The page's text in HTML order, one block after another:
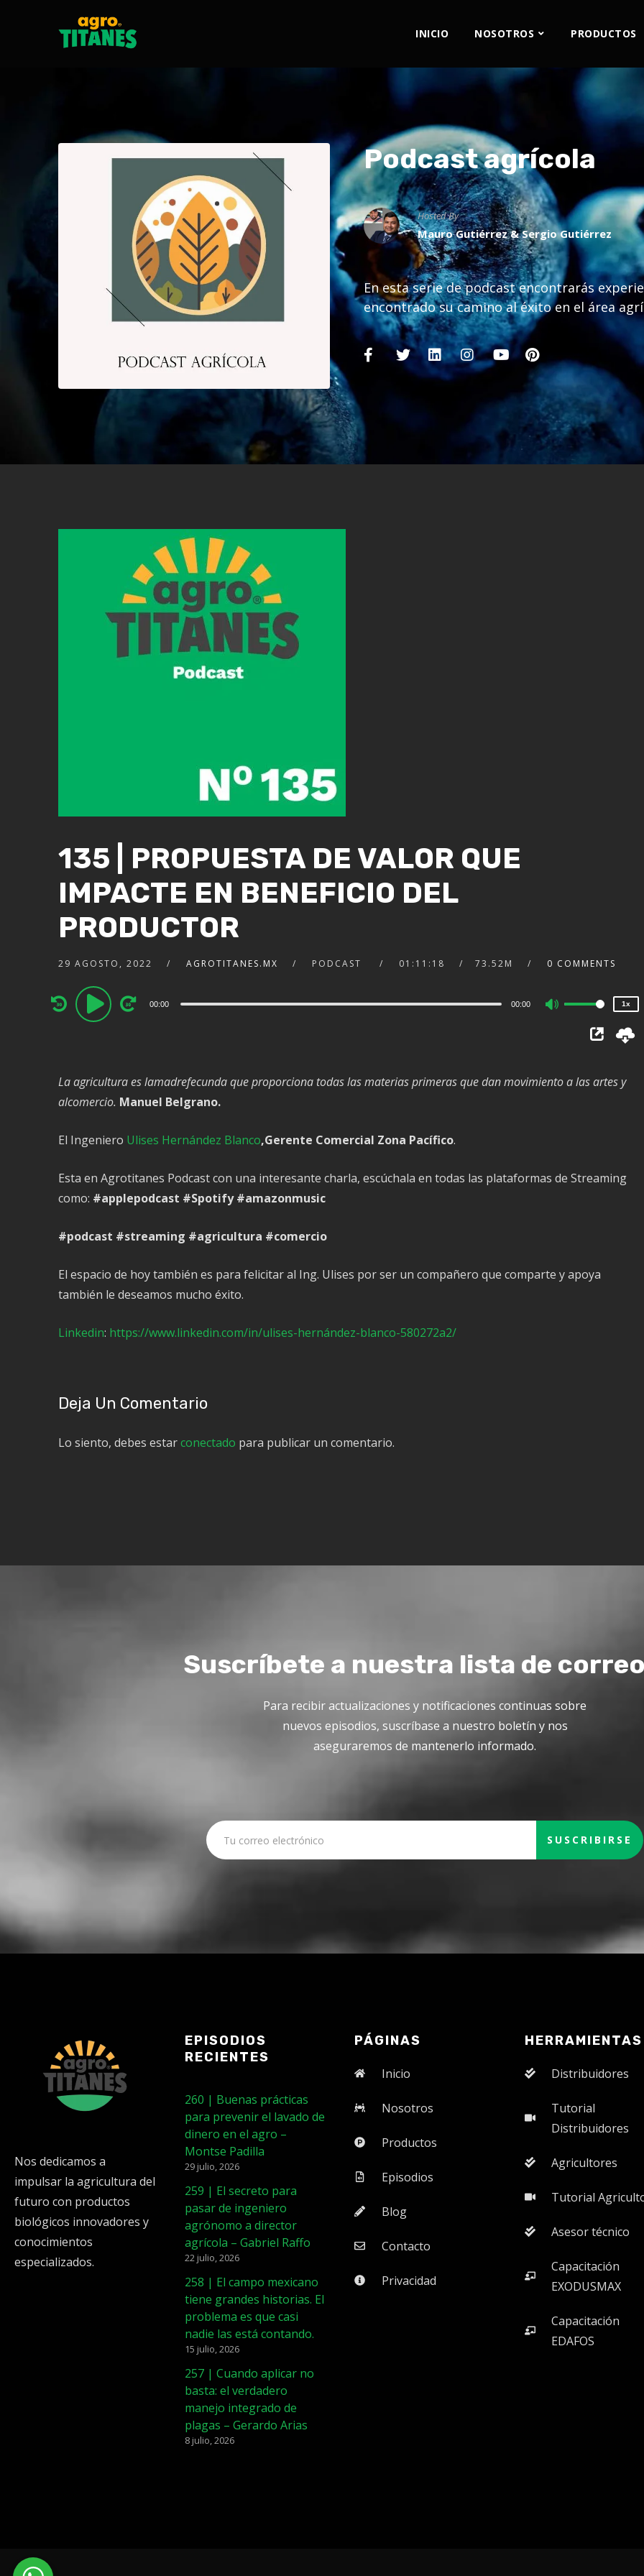
INICIO NOSOTROS PRODUCTOS
Podcast agrícola
Hosted By
Mauro Gutiérrez & Sergio Gutiérrez
En esta serie de podcast encontrarás
encontrado su camino al éxito en el área
135 | PROPUESTA DE VALOR QUE
IMPACTE EN BENEFICIO DEL
PRODUCTOR
29 AGOSTO, 2022 AGROTITANES.MX PODCAST 01:11:18 73.52M 0 COMMENTS
Audio
Player
00:00 00:00
Up/Down
volume.
1x
La agricultura es lamadrefecunda que proporciona todas las materias primeras que dan movimiento a las artes y
alcomercio. Manuel Belgrano.
El Ingeniero Ulises Hernández Blanco,Gerente Comercial Zona Pacífico.
Esta en Agrotitanes Podcast con una interesante charla, escúchala en todas las plataformas de Streaming
como: #applepodcast #Spotify #amazonmusic
#podcast #streaming #agricultura #comercio
El espacio de hoy también es para felicitar al Ing. Ulises por ser un compañero que comparte y apoya
también le deseamos mucho éxito.
Linkedin: https://www.linkedin.com/in/ulises-hernández-blanco-580272a2/
Deja Un Comentario
Lo siento, debes estarconectado para publicar un comentario.
Suscríbete a nuestra lista de
Para recibir actualizaciones y notificaciones continuas sobre
nuevos episodios, suscríbase a nuestro boletín y nos
aseguraremos de mantenerlo informado.
Nos dedicamos a
impulsar la agricultura del
futuro con productos
biológicos innovadores y
conocimientos
especializados.
EPISODIOS
RECIENTES
260 | Buenas prácticas
para prevenir el lavado de
dinero en el agro –
Montse Padilla
29 julio, 2026
259 | El secreto para
pasar de ingeniero
agrónomo a director
agrícola – Gabriel Raffo
22 julio, 2026
258 | El campo mexicano
tiene grandes historias. El
problema es que casi
nadie las está contando.
15 julio, 2026
257 | Cuando aplicar no
basta: el verdadero
manejo integrado de
plagas – Gerardo Arias
8 julio, 2026
PÁGINAS
Inicio
Nosotros
Productos
Episodios
Blog
Contacto
Privacidad
HERRAMIENTAS
Distribuidores
Tutorial
Distribuidores
Agricultores
Tutorial
Asesor técnico
Capacitación
EXODUSMAX
Capacitación
EDAFOS